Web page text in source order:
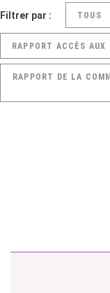
Filtrer par : TOUS
RAPPORT ACCÈS AUX
RAPPORT DE LA